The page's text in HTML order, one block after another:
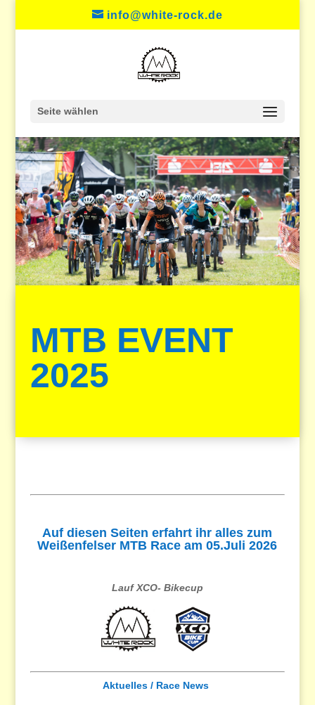
info@white-rock.de
Seite wählen
MTB EVENT
2025
Auf diesen Seiten erfahrt ihr alles zum
Weißenfelser MTB Race am 05.Juli 2026
Lauf XCO- Bikecup
Aktuelles / Race News